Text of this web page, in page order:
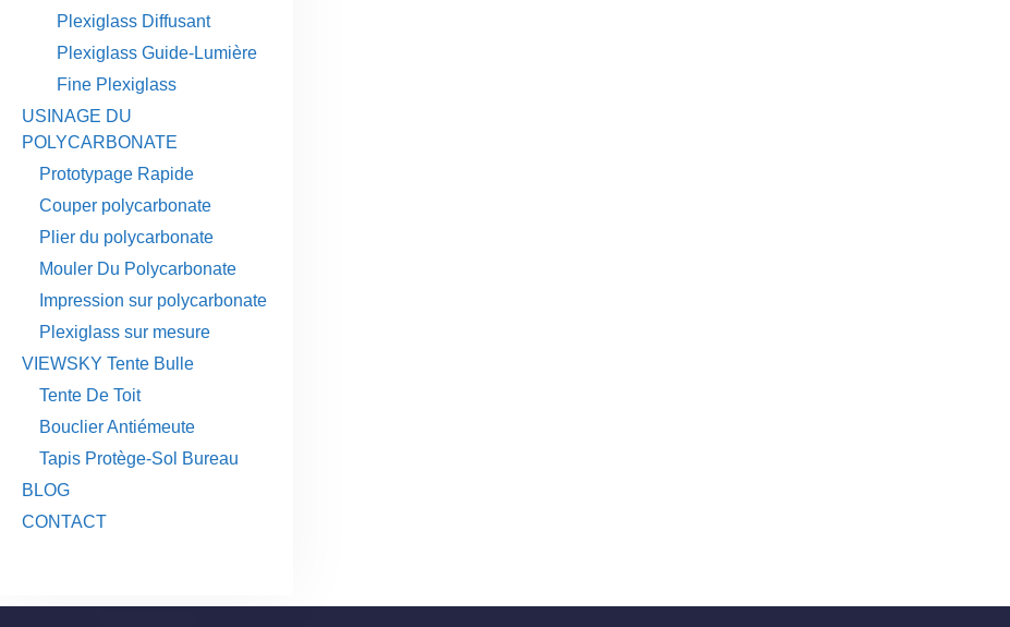
Plexiglass Diffusant
Plexiglass Guide-Lumière
Fine Plexiglass
USINAGE DU
POLYCARBONATE
Prototypage Rapide
Couper polycarbonate
Plier du polycarbonate
Mouler Du Polycarbonate
Impression sur polycarbonate
Plexiglass sur mesure
VIEWSKY Tente Bulle
Tente De Toit
Bouclier Antiémeute
Tapis Protège-Sol Bureau
BLOG
CONTACT